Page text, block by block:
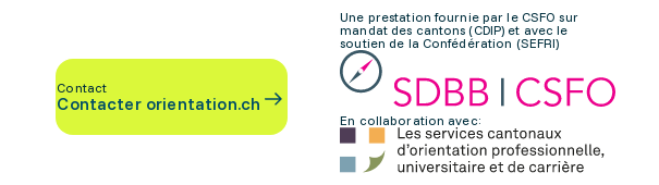
Contact
Contacter orientation.ch
Une prestation fournie par le CSFO sur
mandat des cantons (CDIP) et avec le
soutien de la Confédération (SEFRI)
En collaboration avec: